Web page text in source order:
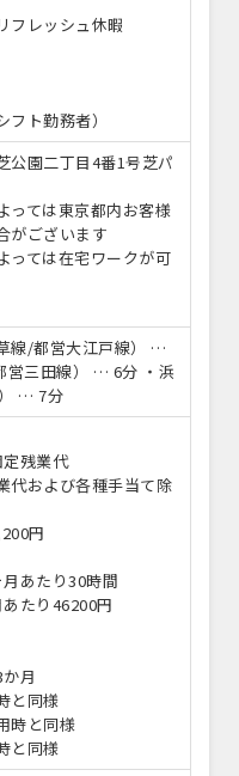
フレッシュ休暇
フト勤務者）
公園二丁目4番1号芝パ
っては東京都内お客様
がございます
っては在宅ワークが可
線/都営大江戸線） …
営三田線） … 6分 ・浜
… 7分
残業代
代および各種手当て除
円
あたり30時間
たり46200円
月
と同様
時と同様
と同様